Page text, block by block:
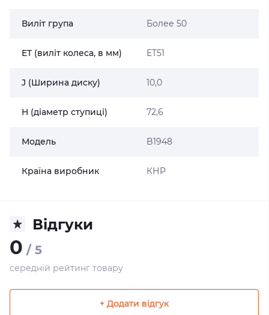
Виліт група Более 50
ET (виліт колеса, в мм) ET51
J (Ширина диску) 10,0
H (діаметр ступиці) 72,6
Модель B1948
Країна виробник КНР
Відгуки
0 / 5
середній рейтинг товару
+ Додати відгук